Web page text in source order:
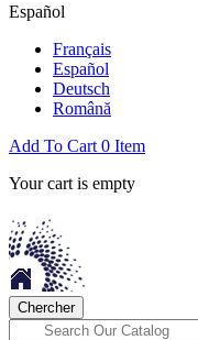
Español
Français
Español
Deutsch
Română
Add To Cart 0 Item
Your cart is empty
Chercher